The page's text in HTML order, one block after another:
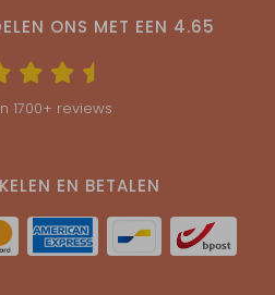
ONS MET EEN 4.65
1700+ reviews
EN BETALEN